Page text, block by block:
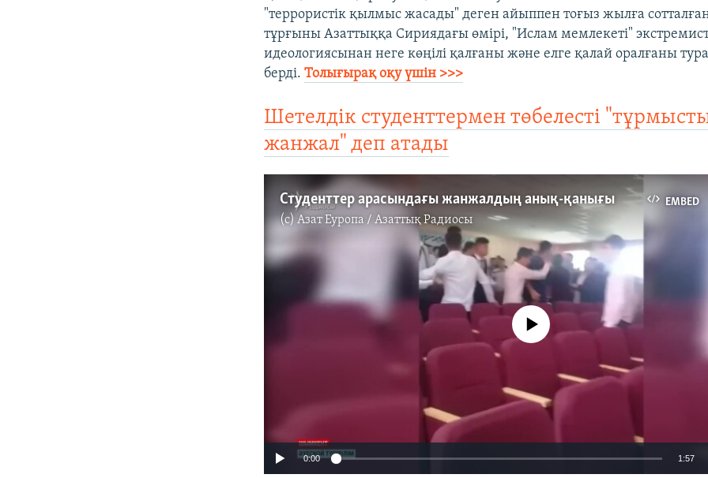
"террористік қылмыс жасады" деген айыппен тоғыз жылға
тұрғыны Азаттыққа Сириядағы өмірі, "Ислам мемлекеті"
идеологиясынан неге көңілі қалғаны және елге қалай оралғаны
берді. Толығырақ оқу үшін >>>
Шетелдік студенттермен төбелесті
жанжал" деп атады​
EMBED
Студенттер арасындағы жанжалдың анық-қанығы
(c) Азат Еуропа / Азаттық Радиосы
No media source currently available
0:00 1:57